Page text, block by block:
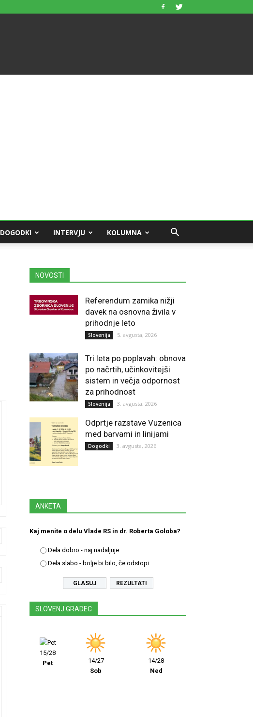
DOGODKI INTERVJU KOLUMNA
NOVOSTI
Referendum zamika nižji
davek na osnovna živila v
prihodnje leto
Slovenija 5. avgusta, 2026
Tri leta po poplavah: obnova
po načrtih, učinkovitejši
sistem in večja odpornost
za prihodnost
Slovenija 3. avgusta, 2026
Odprtje razstave Vuzenica
med barvami in linijami
Dogodki 3. avgusta, 2026
ANKETA
Kaj menite o delu Vlade RS in dr. Roberta Goloba?
Dela dobro - naj nadaljuje
Dela slabo - bolje bi bilo, če odstopi
REZULTATI
SLOVENJ GRADEC
15/28
Pet
14/27
Sob
14/28
Ned